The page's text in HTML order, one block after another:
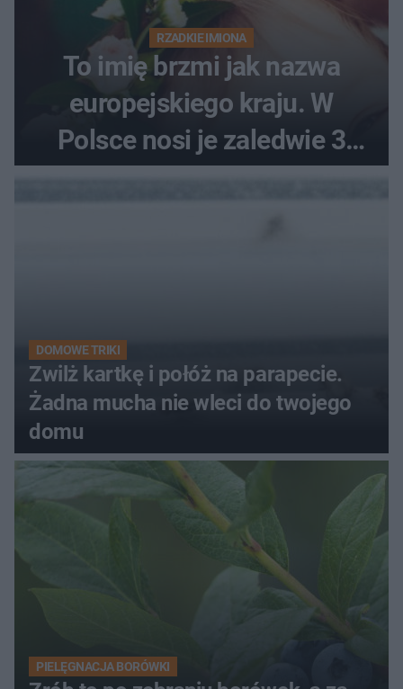
RZADKIE IMIONA
To imię brzmi jak nazwa
europejskiego kraju. W
Polsce nosi je zaledwie 3
kobiety
DOMOWE TRIKI
Zwilż kartkę i połóż na parapecie.
Żadna mucha nie wleci do twojego
domu
PIELĘGNACJA BORÓWKI